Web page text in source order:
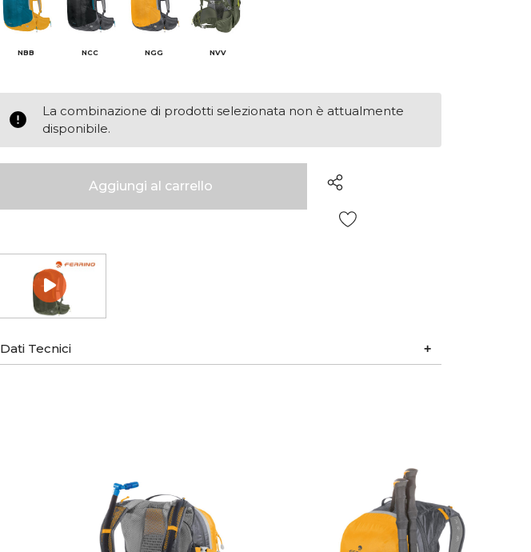
NBB NCC NGG NVV
La combinazione di prodotti selezionata non è attualmente
disponibile.
Dati Tecnici